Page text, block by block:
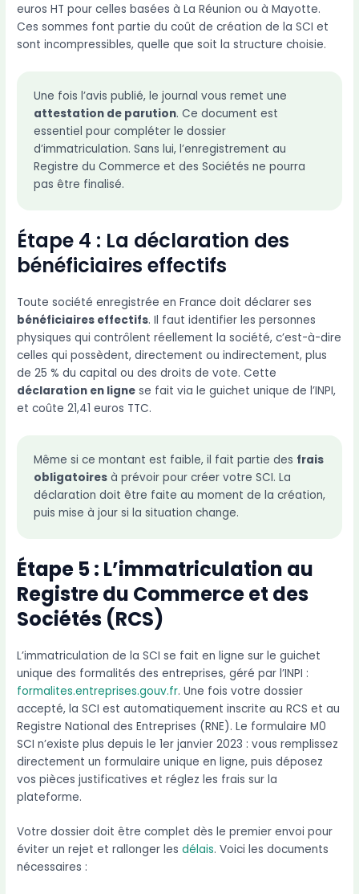
euros HT pour celles basées à La Réunion ou à Mayotte.
Ces sommes font partie du coût de création de la SCI et
sont incompressibles, quelle que soit la structure choisie.
Une fois l’avis publié, le journal vous remet une
attestation de parution. Ce document est
essentiel pour compléter le dossier
d’immatriculation. Sans lui, l’enregistrement au
Registre du Commerce et des Sociétés ne pourra
pas être finalisé.
Étape 4 : La déclaration des
bénéficiaires effectifs
Toute société enregistrée en France doit déclarer ses
bénéficiaires effectifs. Il faut identifier les personnes
physiques qui contrôlent réellement la société, c’est-à-dire
celles qui possèdent, directement ou indirectement, plus
de 25 % du capital ou des droits de vote. Cette
déclaration en ligne se fait via le guichet unique de l’INPI,
et coûte 21,41 euros TTC.
Même si ce montant est faible, il fait partie des frais
obligatoiresà prévoir pour créer votre SCI. La
déclaration doit être faite au moment de la création,
puis mise à jour si la situation change.
Étape 5 : L’immatriculation au
Registre du Commerce et des
Sociétés (RCS)
L’immatriculation de la SCI se fait en ligne sur le guichet
unique des formalités des entreprises, géré par l’INPI :
formalites.entreprises.gouv.fr. Une fois votre dossier
accepté, la SCI est automatiquement inscrite au RCS et au
Registre National des Entreprises (RNE). Le formulaire M0
SCI n’existe plus depuis le 1er janvier 2023 : vous remplissez
directement un formulaire unique en ligne, puis déposez
vos pièces justificatives et réglez les frais sur la
plateforme.
Votre dossier doit être complet dès le premier envoi pour
éviter un rejet et rallonger lesdélais. Voici les documents
nécessaires :